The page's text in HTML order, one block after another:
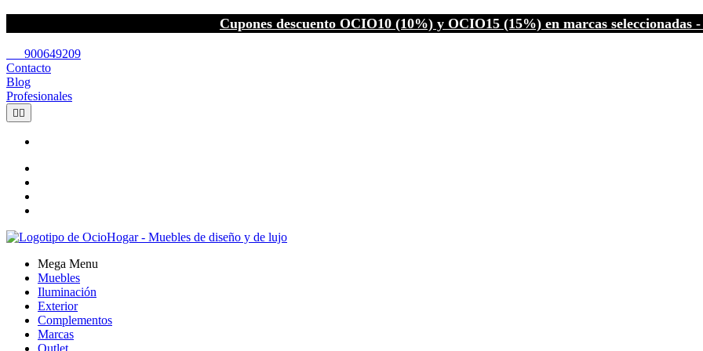
Cupones descuento OCIO10 (10%) y OCIO15 (15%) en marcas seleccionadas
900649209
Contacto
Blog
Profesionales
 
Mega Menu
Muebles
Iluminación
Exterior
Complementos
Marcas
Outlet